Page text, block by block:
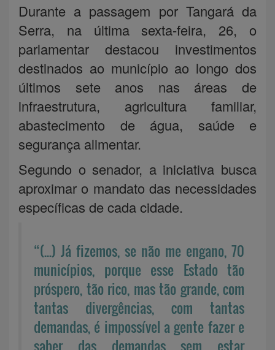
Durante a passagem por Tangará da
Serra, na última sexta-feira, 26, o
parlamentar destacou investimentos
destinados ao município ao longo dos
últimos sete anos nas áreas de
infraestrutura, agricultura familiar,
abastecimento de água, saúde e
segurança alimentar.
Segundo o senador, a iniciativa busca
aproximar o mandato das necessidades
específicas de cada cidade.
“(...) Já fizemos, se não me engano, 70
municípios, porque esse Estado tão
próspero, tão rico, mas tão grande, com
tantas divergências, com tantas
demandas, é impossível a gente fazer e
saber das demandas sem estar